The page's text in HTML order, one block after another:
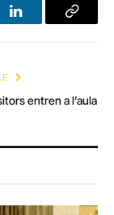
LinkedInCopy
entren a l’aula